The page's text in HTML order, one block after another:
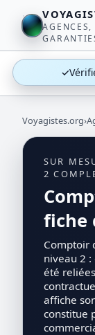
✓
Voyagistes.org›
SUR
2
fiche
Comptoir
niveau 2
été
affiche
constitue